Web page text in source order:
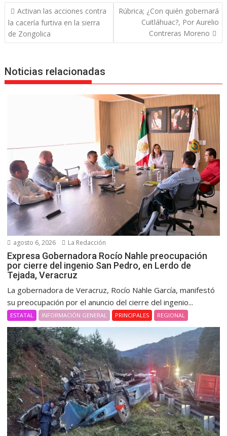
Navegación
de
entradas
Activan las acciones contra
la cacería furtiva en la sierra
de Zongolica
Rúbrica; ¿Con quién gobernará
Cuitláhuac?, Por Aurelio
Contreras Moreno
Noticias relacionadas
agosto 6, 2026 La Redacción
Expresa Gobernadora Rocío Nahle preocupación
por cierre del ingenio San Pedro, en Lerdo de
Tejada, Veracruz
La gobernadora de Veracruz, Rocío Nahle García, manifestó
su preocupación por el anuncio del cierre del ingenio...
ESTATAL INFORMACIÓN GENERAL PRINCIPALES REGIONAL